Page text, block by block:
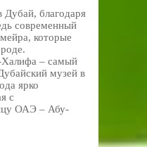
благодаря
современный
которые
Халифа – самый
музей в
ярко
с
ОАЭ – Абу-